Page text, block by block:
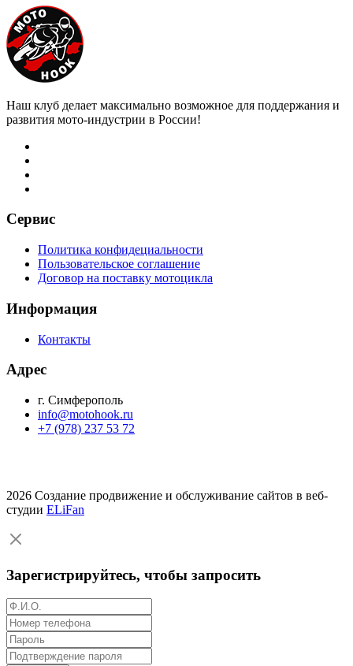
Наш клуб делает максимально возможное для поддержания и
развития мото-индустрии в России!
Сервис
Политика конфидециальности
Пользовательское соглашение
Договор на поставку мотоцикла
Информация
Контакты
Адрес
г. Симферополь
info@motohook.ru
+7 (978) 237 53 72
2026 Создание продвижение и обслуживание сайтов в веб-
студии ELiFan
Зарегистрируйтесь, чтобы запросить